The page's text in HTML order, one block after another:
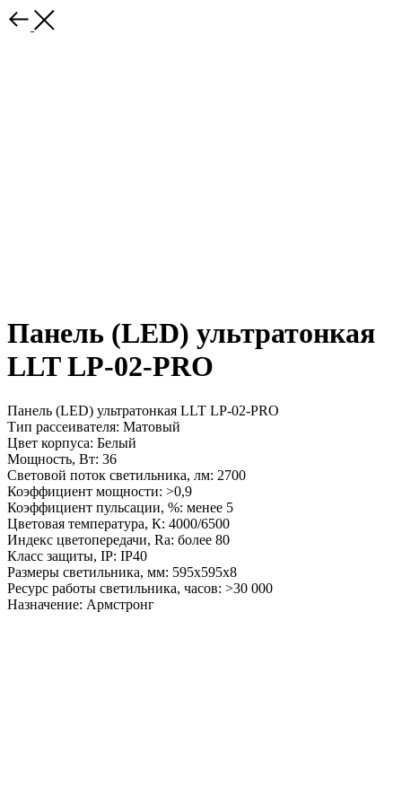
Панель (LED) ультратонкая
LLT LP-02-PRO
Панель (LED) ультратонкая LLT LP-02-PRO
Тип рассеивателя: Матовый
Цвет корпуса: Белый
Мощность, Вт: 36
Световой поток светильника, лм: 2700
Коэффициент мощности: >0,9
Коэффициент пульсации, %: менее 5
Цветовая температура, К: 4000/6500
Индекс цветопередачи, Ra: более 80
Класс защиты, IP: IP40
Размеры светильника, мм: 595х595х8
Ресурс работы светильника, часов: >30 000
Назначение: Армстронг